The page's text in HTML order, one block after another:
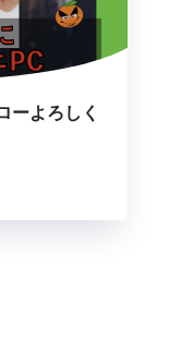
ーよろしく